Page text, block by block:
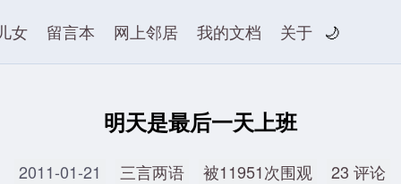
女 留言本 网上邻居 我的文档 关于 🌙
明天是最后一天上班
2011-01-21 三言两语 被11951次围观 23 评论